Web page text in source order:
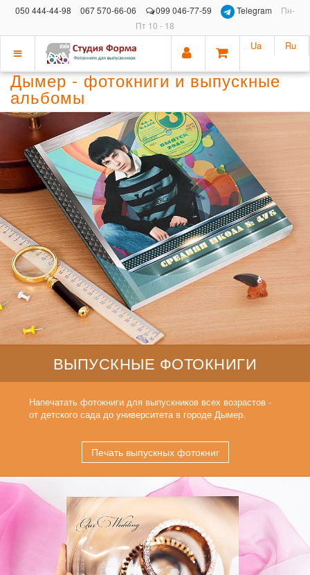
050 444-44-98 067 570-66-06 099 046-77-59 Telegram
Пн-
Пт 10 - 18
Показать
меню
Ua Ru
Дымер - фотокниги и выпускные
альбомы
ВЫПУСКНЫЕ ФОТОКНИГИ
Напечатать фотокниги для выпускников всех возрастов -
от детского сада до университета в городе Дымер.
Печать выпускных фотокниг